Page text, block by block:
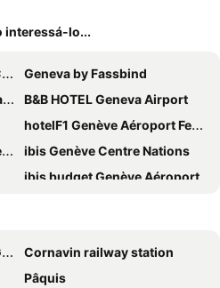
interessá-lo...
Geneva by Fassbind
B&B HOTEL Geneva Airport
hotelF1 Genève Aéroport Ferney
ibis Genève Centre Nations
ibis budget Genève Aéroport
Premiere Classe Geneve - Saint Genis Pouilly
Novotel Suites Genève Aéroport
Cornavin railway station
Pâquis